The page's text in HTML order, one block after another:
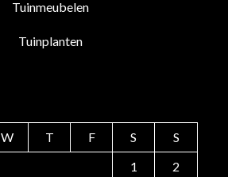
Tuinmeubelen
Tuinplanten
W T F S
S
1
2